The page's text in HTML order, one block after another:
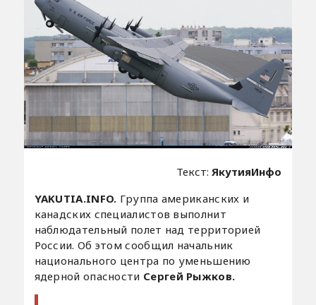
Текст:ЯкутияИнфо
YAKUTIA.INFO. Группа американских и
канадских специалистов выполнит
наблюдательный полет над территорией
России. Об этом сообщил начальник
национального центра по уменьшению
ядерной опасности Сергей Рыжков.